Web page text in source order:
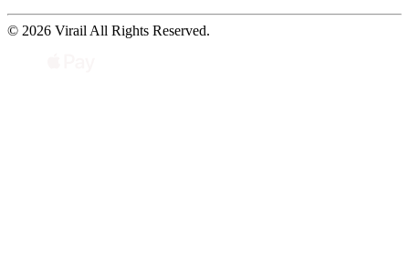
© 2026 Virail All Rights Reserved.